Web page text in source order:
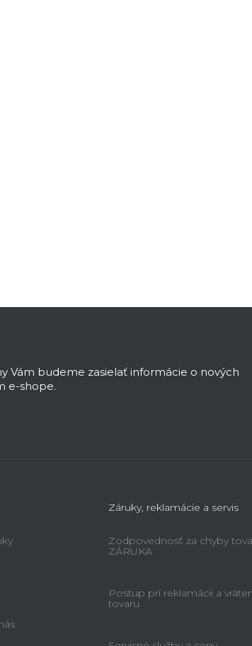
Vám budeme zasielať informácie o nových
e-shope.
Záruky, reklamácie a servis
Zodpovednosť za chyby
ZÁRUKA
Postup pri reklamácii a
tovaru